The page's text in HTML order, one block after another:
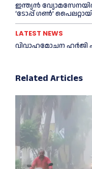
ഇന്ത്യൻ
‘ടോപ്പ് ഗണ്‍’
LATEST NEWS
വിവാഹമോചന ഹര്‍ജി
Related Articles